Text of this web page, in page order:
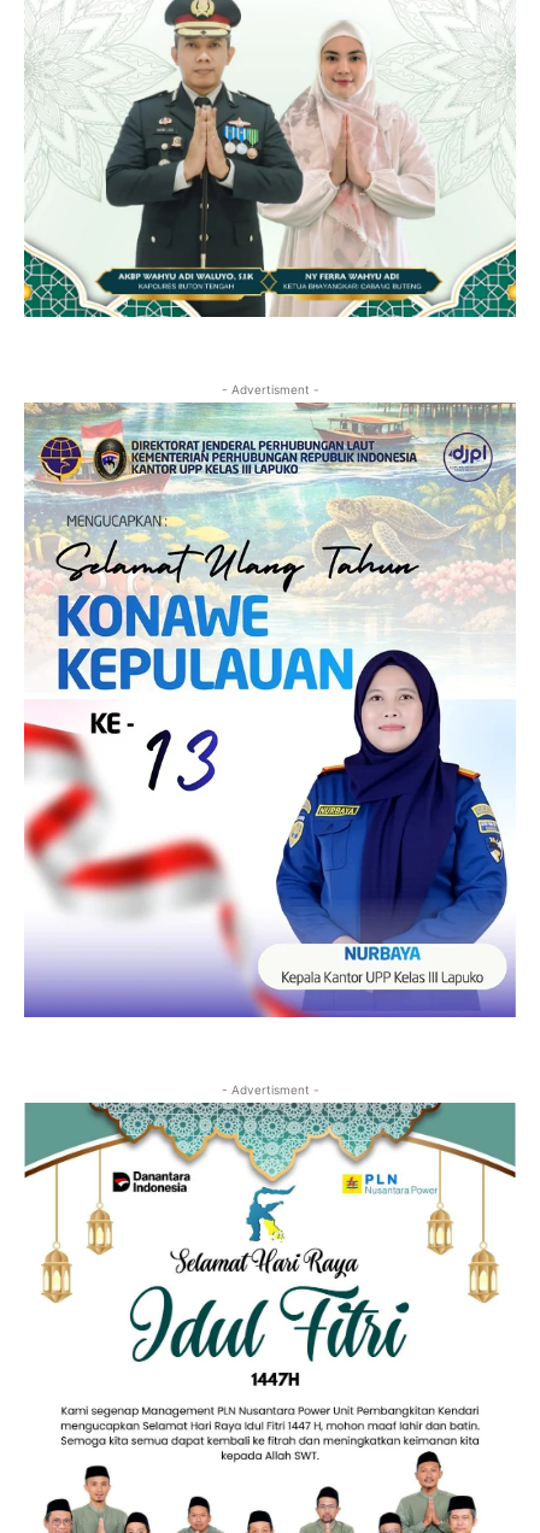
- Advertisment -
- Advertisment -